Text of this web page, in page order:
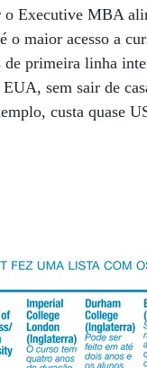
Exe­cutive MBA
o maior acesso a
primeira linha
sem sair de
custa quase